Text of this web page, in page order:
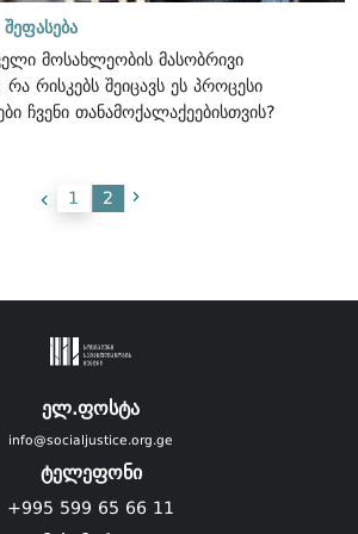
შეფასება
მოსახლეობის მასობრივი
რა რისკებს შეიცავს ეს პროცესი
ჩვენი თანამოქალაქეებისთვის?
1 2
ელ.ფოსტა
info@socialjustice.org.ge
ტელეფონი
+995 599 65 66 11